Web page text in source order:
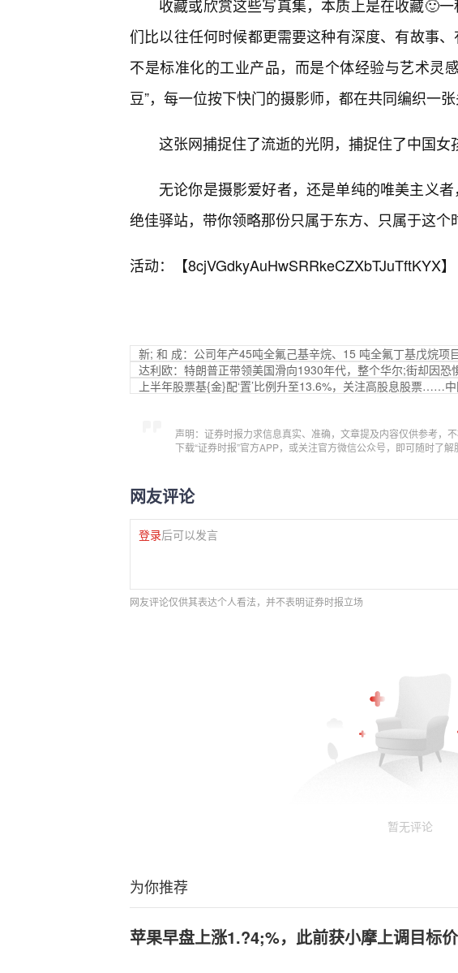
收藏或欣赏这些写真集，本质上是在收藏🙂
们比以往任何时候都更需要这种有深度、有故事
不是标准化的工业产品，而是个体经验与艺术灵
豆”，每一位按下快门的摄影师，都在共同编织一张
这张网捕捉住了流逝的光阴，捕捉住了中国女
无论你是摄影爱好者，还是单纯的唯美主义
绝佳驿站，带你领略那份只属于东方、只属于这个
活动：【8cjVGdkyAuHwSRRkeCZXbTJuTftKYX】
新; 和 成：公司年产45吨全氟己基辛烷、15 吨全氟丁基戊烷项
达利欧：特朗普正带领美国滑向1930年代，整个华尔;街却因恐
上半年股票基{金}配‘置’比例升至13.6%，关注高股息股票……
声明：证券时报力求信息真实、准确，文章提及内容仅供参考，
下载“证券时报”官方APP，或关注官方微信公众号，即可随时了
网友评论
登录后可以发言
网友评论仅供其表达个人看法，并不表明证券时报立场
暂无评论
为你推荐
苹果早盘上涨1.?4;%，此前获小摩上调目标价